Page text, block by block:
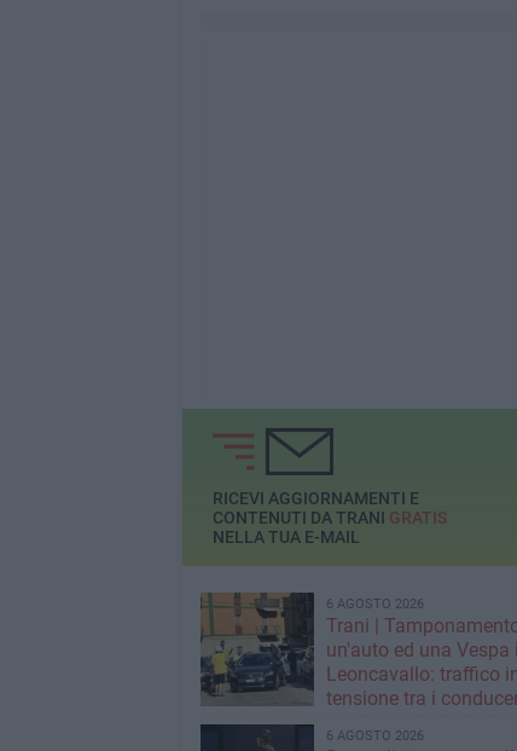
RICEVI AGGIORNAMENTI E
CONTENUTI DA TRANI GRATIS
NELLA TUA E-MAIL
6 AGOSTO 2026
Trani |
un'auto ed una Vespa
Leoncavallo: traffico
tensione tra i
6 AGOSTO 2026